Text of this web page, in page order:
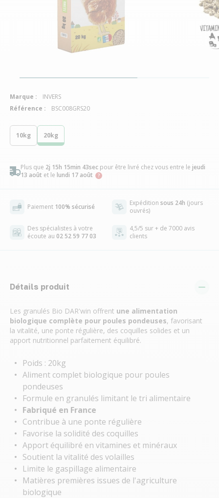
10kg 20kg
Plus que 2j 15h 15min 43sec pour être livré chez vous entre le jeudi
13 août et le lundi 17 août
Paiement 100% sécurisé Expédition sous 24h (jours
ouvrés)
Des spécialistes à votre
écoute au 02 52 59 77 03
4,5/5 sur + de 7000 avis
clients
Détails produit
Les granulés Bio DAR'win offrent une alimentation
biologique complète pour poules pondeuses, favorisant
la vitalité, une ponte régulière, des coquilles solides et un
apport nutritionnel parfaitement équilibré.
Poids : 20kg
Aliment complet biologique pour poules
pondeuses
Formule en granulés limitant le tri alimentaire
Fabriqué en France
Contribue à une ponte régulière
Favorise la solidité des coquilles
Apport équilibré en vitamines et minéraux
Soutient la vitalité des volailles
Limite le gaspillage alimentaire
Matières premières issues de l'agriculture
biologique
Marque :
INVERS
Référence :
BSC008GRS20